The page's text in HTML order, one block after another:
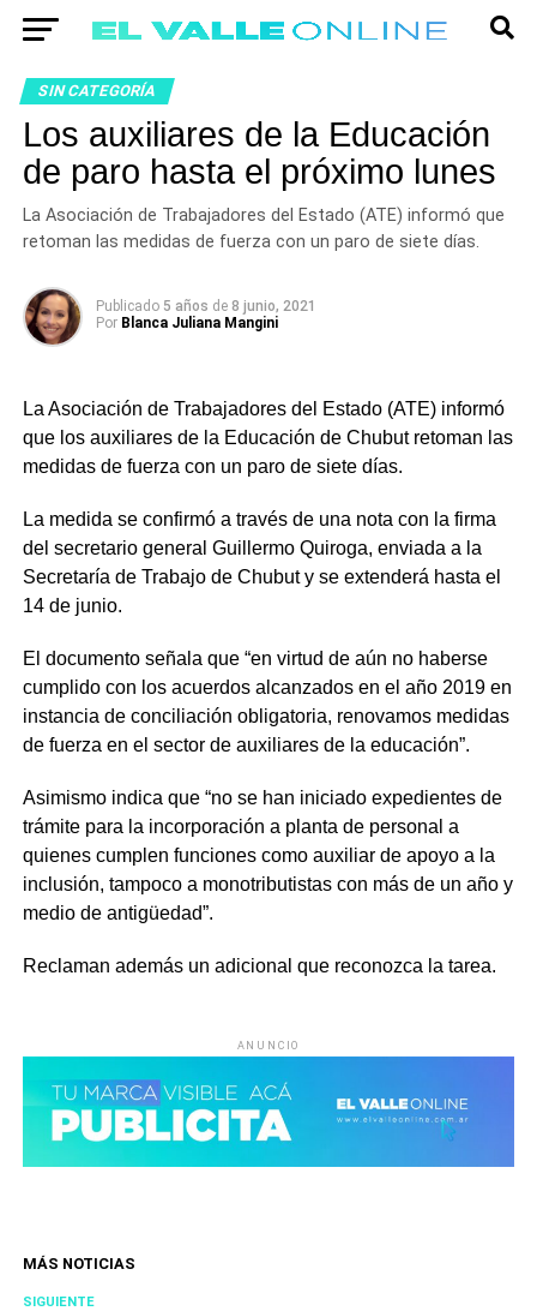
SIN CATEGORÍA
Los auxiliares de la Educación
de paro hasta el próximo lunes
La Asociación de Trabajadores del Estado (ATE) informó que
retoman las medidas de fuerza con un paro de siete días.
Publicado 5 años de 8 junio, 2021
Por Blanca Juliana Mangini
La Asociación de Trabajadores del Estado (ATE) informó
que los auxiliares de la Educación de Chubut retoman las
medidas de fuerza con un paro de siete días.
La medida se confirmó a través de una nota con la firma
del secretario general Guillermo Quiroga, enviada a la
Secretaría de Trabajo de Chubut y se extenderá hasta el
14 de junio.
El documento señala que “en virtud de aún no haberse
cumplido con los acuerdos alcanzados en el año 2019 en
instancia de conciliación obligatoria, renovamos medidas
de fuerza en el sector de auxiliares de la educación”.
Asimismo indica que “no se han iniciado expedientes de
trámite para la incorporación a planta de personal a
quienes cumplen funciones como auxiliar de apoyo a la
inclusión, tampoco a monotributistas con más de un año y
medio de antigüedad”.
Reclaman además un adicional que reconozca la tarea.
ANUNCIO
MÁS NOTICIAS
SIGUIENTE